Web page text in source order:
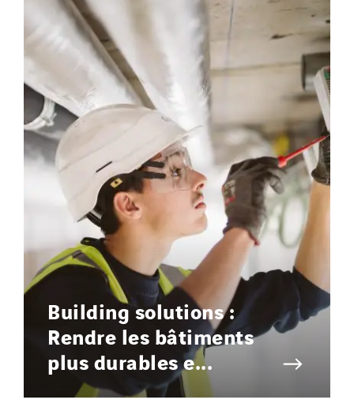
Building solutions :
Rendre les bâtiments
plus durables e...